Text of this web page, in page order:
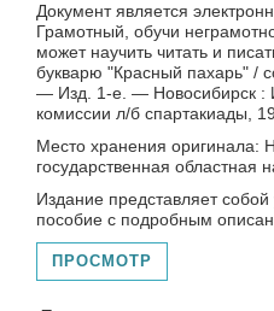
Документ является
Грамотный, обучи
может научить читать и
букварю "Красный пахарь" /
— Изд. 1-е. — Новосибирск :
комиссии л/б спартакиады,
Место хранения оригинала:
государственная областная
Издание представляет
пособие с подробным
ПРОСМОТР